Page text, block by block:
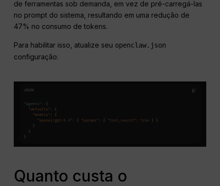
de ferramentas sob demanda, em vez de pré-carregá-las
no prompt do sistema, resultando em uma redução de
47% no consumo de tokens.
Para habilitar isso, atualize seu openclaw.json
configuração:
Quanto custa o